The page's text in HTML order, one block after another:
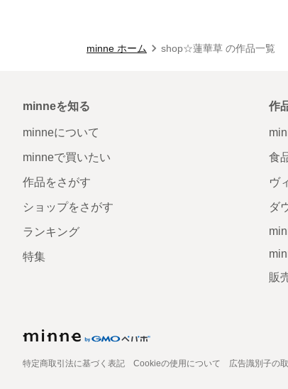
minne ホーム shop☆蓮華草 の作品一覧
minneを知る
minneについて
minneで買いたい
作品をさがす
ショップをさがす
ランキング
特集
作
食
ヴ
ダ
販
特定商取引法に基づく表記 Cookieの使用について 広告識別子の